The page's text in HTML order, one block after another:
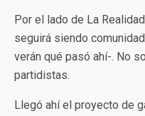
Por el lado de La
seguirá siendo
verán qué pasó ahí-. No
partidistas.
Llegó ahí el proyecto de